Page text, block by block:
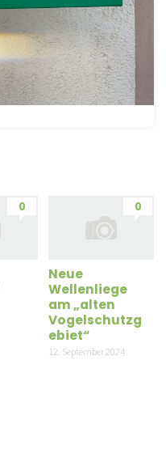
0 0
Neue
Wellenliege
am „alten
Vogelschutzg
ebiet“
12. September 2024